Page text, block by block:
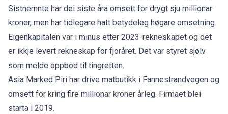
Sistnemnte har dei siste åra omsett for drygt sju millionar
kroner, men har tidlegare hatt betydeleg høgare omsetning.
Eigenkapitalen var i minus etter 2023-rekneskapet og det
er ikkje levert rekneskap for fjoråret. Det var styret sjølv
som melde oppbod til tingretten.
Asia Marked Piri har drive matbutikk i Fannestrandvegen og
omsett for kring fire millionar kroner årleg. Firmaet blei
starta i 2019.